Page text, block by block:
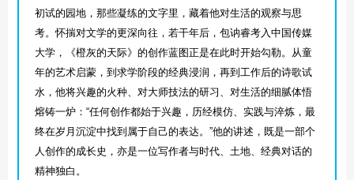
初试的园地，那些凝练的文字里，藏着他对生活的观察与思
考。怀揣对文学的更深向往，若干年后，包讷睿考入中国传媒
大学，《橙灰的天际》的创作蓝图正是在此时开始勾勒。从童
年的艺术启蒙，到求学阶段的经典浸润，再到工作后的诗歌试
水，他将兴趣的火种、对大师技法的研习、对生活的细腻体悟
熔铸一炉：“任何创作都始于兴趣，历经模仿、实践与淬炼，最
终在岁月沉淀中找到属于自己的表达。”他的讲述，既是一部个
人创作的成长史，亦是一位写作者与时代、土地、经典对话的
精神独白。